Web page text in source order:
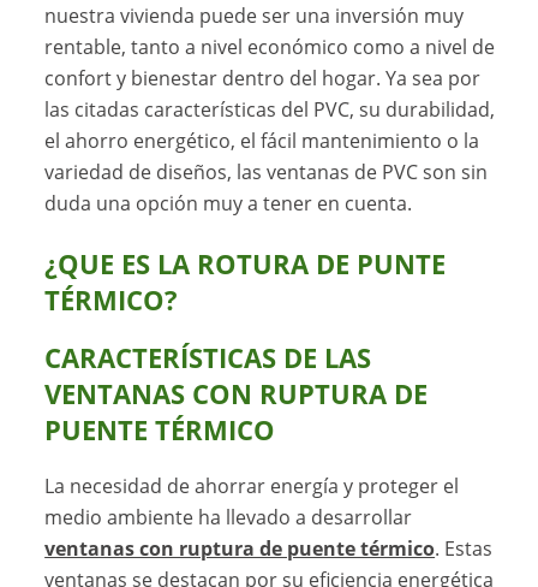
nuestra vivienda puede ser una inversión muy
rentable, tanto a nivel económico como a nivel de
confort y bienestar dentro del hogar. Ya sea por
las citadas características del PVC, su durabilidad,
el ahorro energético, el fácil mantenimiento o la
variedad de diseños, las ventanas de PVC son sin
duda una opción muy a tener en cuenta.
¿QUE ES LA ROTURA DE PUNTE
TÉRMICO?
CARACTERÍSTICAS DE LAS
VENTANAS CON RUPTURA DE
PUENTE TÉRMICO
La necesidad de ahorrar energía y proteger el
medio ambiente ha llevado a desarrollar
ventanas con ruptura de puente térmico. Estas
ventanas se destacan por su eficiencia energética